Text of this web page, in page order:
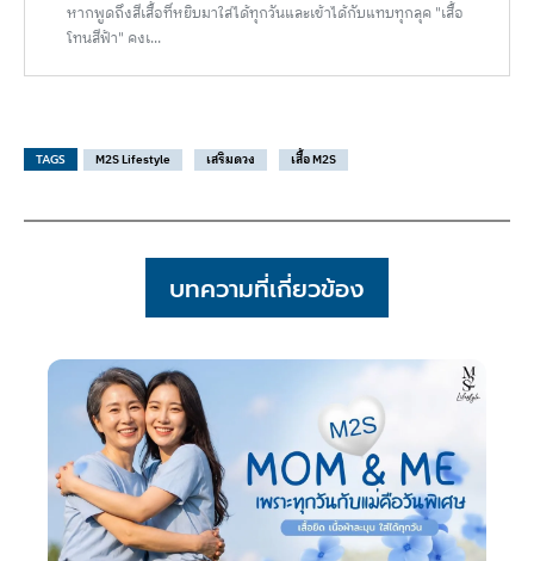
หากพูดถึงสีเสื้อที่หยิบมาใส่ได้ทุกวันและเข้าได้กับแทบทุกลุค "เสื้อ
โทนสีฟ้า" คงเ...
TAGS M2S Lifestyle เสริมดวง เสื้อ M2S
บทความที่เกี่ยวข้อง